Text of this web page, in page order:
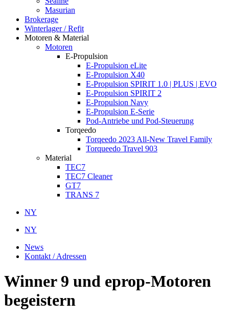
Masurian
Brokerage
Winterlager / Refit
Motoren & Material
Motoren
E-Propulsion
E-Propulsion eLite
E-Propulsion X40
E-Propulsion SPIRIT 1.0 | PLUS | EVO
E-Propulsion SPIRIT 2
E-Propulsion Navy
E-Propulsion E-Serie
Pod-Antriebe und Pod-Steuerung
Torqeedo
Torqeedo 2023 All-New Travel Family
Torqueedo Travel 903
Material
TEC7
TEC7 Cleaner
GT7
TRANS 7
NY
NY
News
Kontakt / Adressen
Winner 9 und eprop-Motoren
begeistern